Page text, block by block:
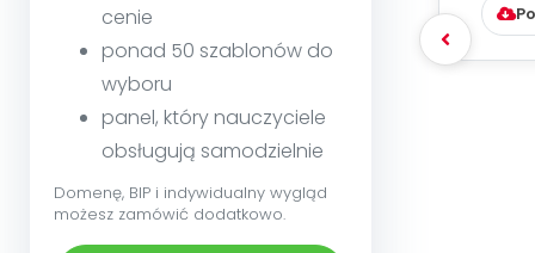
cenie
ponad 50 szablonów do
wyboru
panel, który nauczyciele
obsługują samodzielnie
Domenę, BIP i indywidualny wygląd
możesz zamówić dodatkowo.